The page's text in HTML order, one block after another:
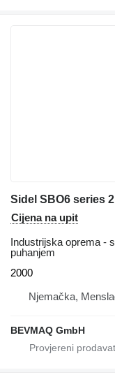
Sidel SBO6 series 2
Cijena na upit
Industrijska oprema -
puhanjem
2000
Njemačka,
BEVMAQ GmbH